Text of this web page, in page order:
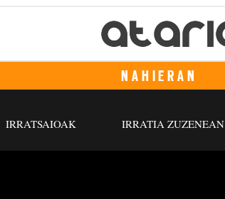
NAHIERAN
IRRATSAIOAK IRRATIA ZUZENEAN